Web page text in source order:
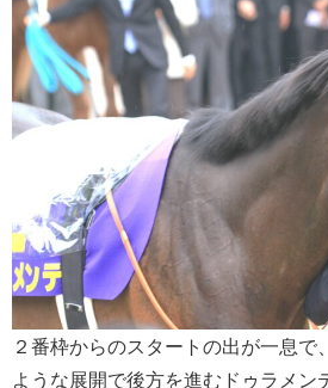
２番枠からのスタートの出が一息で
ような展開で後方を進むドゥラメン